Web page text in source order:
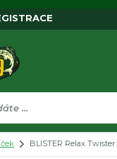
BLISTER Relax